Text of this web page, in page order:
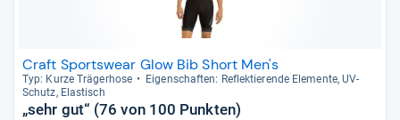
Craft Sportswear Glow Bib Short Men's
Typ: Kurze Trä­ger­hose
Eigen­schaf­ten: Reflek­tie­rende Ele­mente, UV-​
Schutz, Elas­tisch
„sehr gut“ (76 von 100 Punkten)